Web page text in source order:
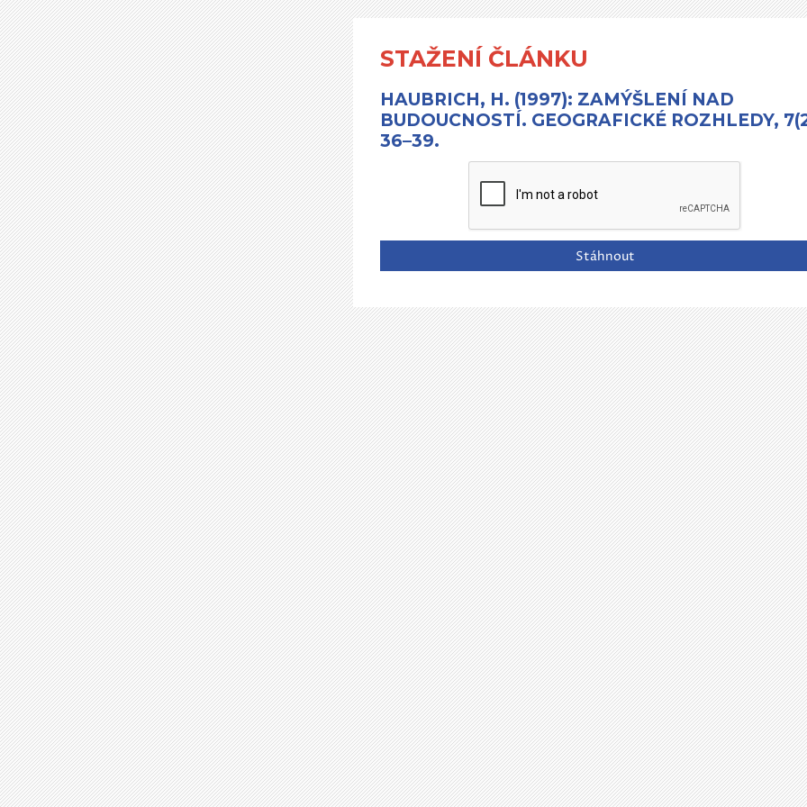
STAŽENÍ ČLÁNKU
HAUBRICH, H. (1997): ZAMÝŠLENÍ NAD
BUDOUCNOSTÍ. GEOGRAFICKÉ ROZHLEDY,
36–39.